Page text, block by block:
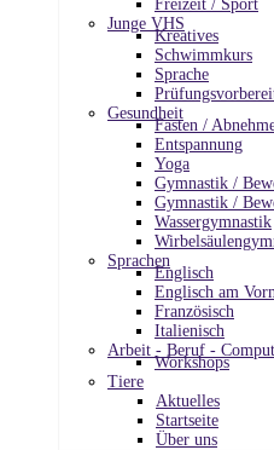
Freizeit / Sport
Junge VHS
Kreatives
Schwimmkurs
Sprache
Gesundheit
Fasten /
Entspannung
Yoga
Gymnastik /
Gymnastik /
Wassergymnastik
Sprachen
Englisch
Englisch am
Französisch
Italienisch
Arbeit - Beruf -
Workshops
Tiere
Aktuelles
Startseite
Über uns